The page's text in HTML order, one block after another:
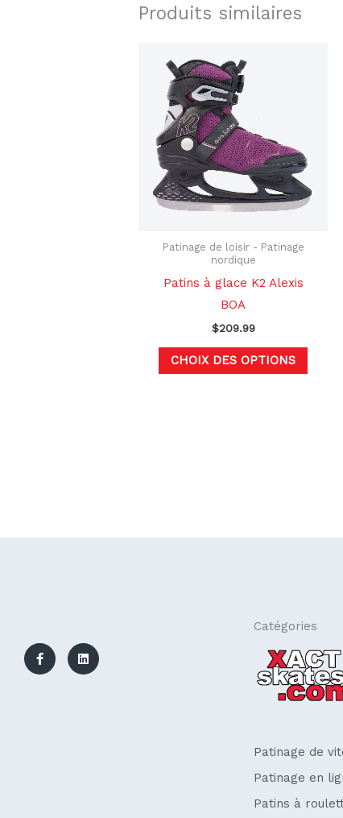
Produits similaires
Patinage de loisir - Patinage
nordique
Patins à glace K2 Alexis
BOA
$209.99
CHOIX DES OPTIONS
Les
c
e
b
n
k
e
Catégories
Patinage de
Patinage en
Patins à